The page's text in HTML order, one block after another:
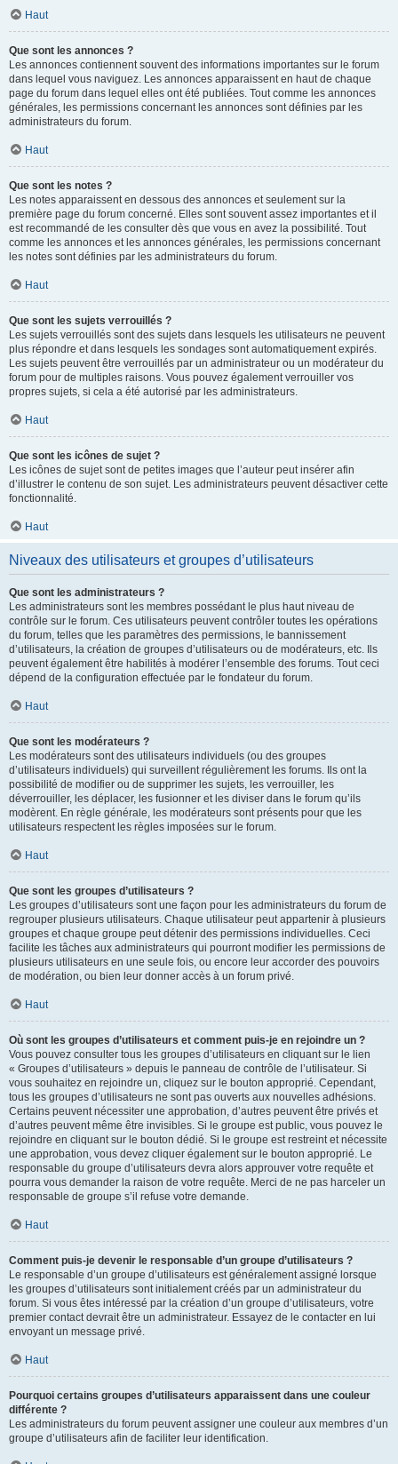
Haut
Que sont les annonces ?
Les annonces contiennent souvent des informations importantes sur le forum
dans lequel vous naviguez. Les annonces apparaissent en haut de chaque
page du forum dans lequel elles ont été publiées. Tout comme les annonces
générales, les permissions concernant les annonces sont définies par les
administrateurs du forum.
Haut
Que sont les notes ?
Les notes apparaissent en dessous des annonces et seulement sur la
première page du forum concerné. Elles sont souvent assez importantes et il
est recommandé de les consulter dès que vous en avez la possibilité. Tout
comme les annonces et les annonces générales, les permissions concernant
les notes sont définies par les administrateurs du forum.
Haut
Que sont les sujets verrouillés ?
Les sujets verrouillés sont des sujets dans lesquels les utilisateurs ne peuvent
plus répondre et dans lesquels les sondages sont automatiquement expirés.
Les sujets peuvent être verrouillés par un administrateur ou un modérateur du
forum pour de multiples raisons. Vous pouvez également verrouiller vos
propres sujets, si cela a été autorisé par les administrateurs.
Haut
Que sont les icônes de sujet ?
Les icônes de sujet sont de petites images que l’auteur peut insérer afin
d’illustrer le contenu de son sujet. Les administrateurs peuvent désactiver cette
fonctionnalité.
Haut
Niveaux des utilisateurs et groupes d’utilisateurs
Que sont les administrateurs ?
Les administrateurs sont les membres possédant le plus haut niveau de
contrôle sur le forum. Ces utilisateurs peuvent contrôler toutes les opérations
du forum, telles que les paramètres des permissions, le bannissement
d’utilisateurs, la création de groupes d’utilisateurs ou de modérateurs, etc. Ils
peuvent également être habilités à modérer l’ensemble des forums. Tout ceci
dépend de la configuration effectuée par le fondateur du forum.
Haut
Que sont les modérateurs ?
Les modérateurs sont des utilisateurs individuels (ou des groupes
d’utilisateurs individuels) qui surveillent régulièrement les forums. Ils ont la
possibilité de modifier ou de supprimer les sujets, les verrouiller, les
déverrouiller, les déplacer, les fusionner et les diviser dans le forum qu’ils
modèrent. En règle générale, les modérateurs sont présents pour que les
utilisateurs respectent les règles imposées sur le forum.
Haut
Que sont les groupes d’utilisateurs ?
Les groupes d’utilisateurs sont une façon pour les administrateurs du forum de
regrouper plusieurs utilisateurs. Chaque utilisateur peut appartenir à plusieurs
groupes et chaque groupe peut détenir des permissions individuelles. Ceci
facilite les tâches aux administrateurs qui pourront modifier les permissions de
plusieurs utilisateurs en une seule fois, ou encore leur accorder des pouvoirs
de modération, ou bien leur donner accès à un forum privé.
Haut
Où sont les groupes d’utilisateurs et comment puis-je en rejoindre un ?
Vous pouvez consulter tous les groupes d’utilisateurs en cliquant sur le lien
« Groupes d’utilisateurs » depuis le panneau de contrôle de l’utilisateur. Si
vous souhaitez en rejoindre un, cliquez sur le bouton approprié. Cependant,
tous les groupes d’utilisateurs ne sont pas ouverts aux nouvelles adhésions.
Certains peuvent nécessiter une approbation, d’autres peuvent être privés et
d’autres peuvent même être invisibles. Si le groupe est public, vous pouvez le
rejoindre en cliquant sur le bouton dédié. Si le groupe est restreint et nécessite
une approbation, vous devez cliquer également sur le bouton approprié. Le
responsable du groupe d’utilisateurs devra alors approuver votre requête et
pourra vous demander la raison de votre requête. Merci de ne pas harceler un
responsable de groupe s’il refuse votre demande.
Haut
Comment puis-je devenir le responsable d’un groupe d’utilisateurs ?
Le responsable d’un groupe d’utilisateurs est généralement assigné lorsque
les groupes d’utilisateurs sont initialement créés par un administrateur du
forum. Si vous êtes intéressé par la création d’un groupe d’utilisateurs, votre
premier contact devrait être un administrateur. Essayez de le contacter en lui
envoyant un message privé.
Haut
Pourquoi certains groupes d’utilisateurs apparaissent dans une couleur
différente ?
Les administrateurs du forum peuvent assigner une couleur aux membres d’un
groupe d’utilisateurs afin de faciliter leur identification.